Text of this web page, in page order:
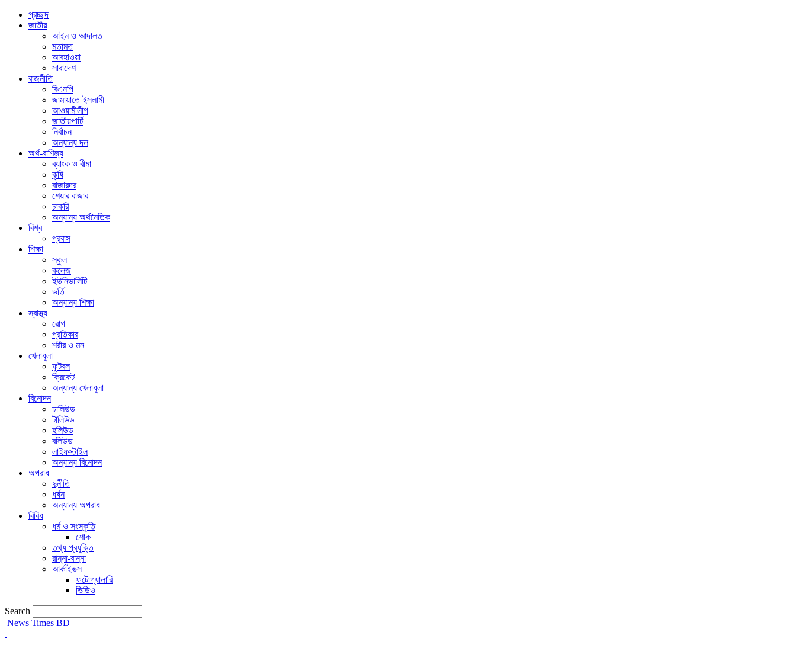
প্রচ্ছদ
জাতীয়
আইন ও আদালত
মতামত
আবহাওয়া
সারাদেশ
রাজনীতি
বিএনপি
জামায়াতে ইসলামী
আওয়ামীলীগ
জাতীয়পার্টি
নির্বাচন
অন্যান্য দল
অর্থ-বাণিজ্য
ব্যাংক ও বীমা
কৃষি
বাজারদর
শেয়ার বাজার
চাকরি
অন্যান্য অর্থনৈতিক
বিশ্ব
প্রবাস
শিক্ষা
স্কুল
কলেজ
ইউনিভার্সিটি
ভর্তি
অন্যান্য শিক্ষা
স্বাস্থ্য
রোগ
প্রতিকার
শরীর ও মন
খেলাধুলা
ফুটবল
ক্রিকেট
অন্যান্য খেলাধুলা
বিনোদন
ঢালিউড
টালিউড
হলিউড
বলিউড
লাইফস্টাইল
অন্যান্য বিনোদন
অপরাধ
দুর্নীতি
ধর্ষন
অন্যান্য অপরাধ
বিবিধ
ধর্ম ও সংস্কৃতি
শোক
তথ্য প্রযুক্তি
রান্না-বান্না
আর্কাইভস
ফটোগ্যালারি
ভিডিও
Search
News Times BD